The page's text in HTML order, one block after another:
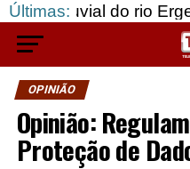
Últimas:
do rio Erges
OPINIÃO
Opinião:
Proteção de